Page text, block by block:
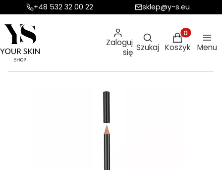
+48 532 32 00 22 sklep@y-s.eu
Zaloguj
się
Otwórz
Szukaj
Produkty w
Koszyk Menu